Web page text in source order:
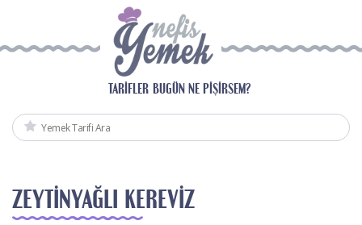
TARIFLER BUGÜN NE PIŞIRSEM?
ZEYTINYAĞLI KEREVIZ